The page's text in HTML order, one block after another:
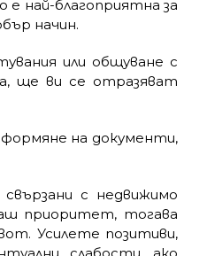
най-благоприятна за
начин.
или общуване с
ще ви се отразяват
на документи,
с недвижимо
приоритет, тогава
Усилете позитиви,
слабости, ако